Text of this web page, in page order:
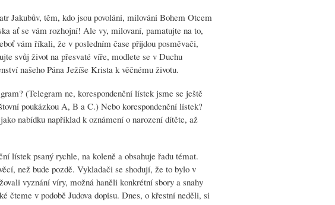
Jakubův, těm, kdo jsou povoláni, milováni Bohem Otcem
ať se vám rozhojní! Ale vy, milovaní, pamatujte na to,
vám říkali, že v posledním čase přijdou posměvači,
svůj život na přesvaté víře, modlete se v Duchu
našeho Pána Ježíše Krista k věčnému životu.
(Telegram ne, korespondenční lístek jsme se ještě
poukázkou A, B a C.) Nebo korespondenční lístek?
nabídku například k oznámení o narození dítěte, až
lístek psaný rychle, na koleně a obsahuje řadu témat.
než bude pozdě. Vykladači se shodují, že to bylo v
vyznání víry, možná haněli konkrétní sbory a snahy
čteme v podobě Judova dopisu. Dnes, o křestní neděli, si